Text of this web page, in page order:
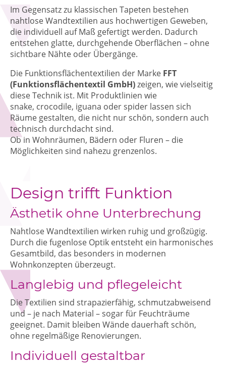
Im Gegensatz zu klassischen Tapeten bestehen
nahtlose Wandtextilien aus hochwertigen Geweben,
die individuell auf Maß gefertigt werden. Dadurch
entstehen glatte, durchgehende Oberflächen – ohne
sichtbare Nähte oder Übergänge.
Die Funktionsflächentextilien der Marke FFT
(Funktionsflächentextil GmbH)zeigen, wie vielseitig
diese Technik ist. Mit Produktlinien wie
snake, crocodile, iguana oder spider lassen sich
Räume gestalten, die nicht nur schön, sondern auch
technisch durchdacht sind.
Ob in Wohnräumen, Bädern oder Fluren – die
Möglichkeiten sind nahezu grenzenlos.
Design trifft Funktion
Ästhetik ohne Unterbrechung
Nahtlose Wandtextilien wirken ruhig und großzügig.
Durch die fugenlose Optik entsteht ein harmonisches
Gesamtbild, das besonders in modernen
Wohnkonzepten überzeugt.
Langlebig und pflegeleicht
Die Textilien sind strapazierfähig, schmutzabweisend
und – je nach Material – sogar für Feuchträume
geeignet. Damit bleiben Wände dauerhaft schön,
ohne regelmäßige Renovierungen.
Individuell gestaltbar